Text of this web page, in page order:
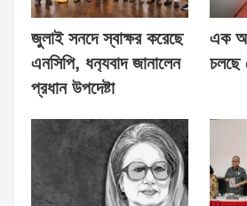
জুলাই সনদে স্বাক্ষর করেছে
এনসিপি, ধন‍্যবাদ জানালেন
প্রধান উপদেষ্টা
এক